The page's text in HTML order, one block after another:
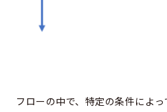
フローの中で、特定の条件によ